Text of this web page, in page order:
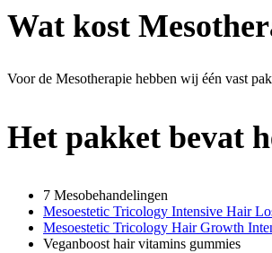
Wat kost
Voor de Mesotherapie hebben wij één vast
Het pakket bevat
7 Mesobehandelingen
Mesoestetic Tricology Intensive Hair
Mesoestetic Tricology Hair Growth
Veganboost hair vitamins gummies